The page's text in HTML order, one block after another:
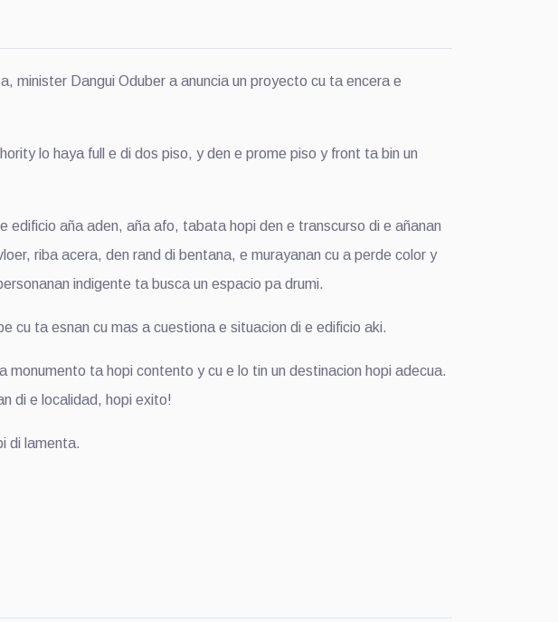
minister Dangui Oduber a anuncia un proyecto cu ta encera e
lo haya full e di dos piso, y den e prome piso y front ta bin un
aña aden, aña afo, tabata hopi den e transcurso di e añanan
riba acera, den rand di bentana, e murayanan cu a perde color y
indigente ta busca un espacio pa drumi.
cu ta esnan cu mas a cuestiona e situacion di e edificio aki.
monumento ta hopi contento y cu e lo tin un destinacion hopi adecua.
di e localidad, hopi exito!
di lamenta.